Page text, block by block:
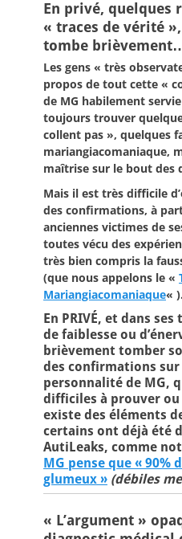
En privé, quelques
« traces de vérité
tombe
Les gens « très
propos de tout cette «
de MG habilement
toujours trouver
collent pas », quelques
mariangiacomaniaque,
maîtrise sur le bout des
Mais il est très difficile
des confirmations, à
anciennes victimes de
toutes vécu des
très bien compris la
(que nous appelons le «
Mariangiacomaniaque« ).
En PRIVÉ, et dans
de faiblesse ou
brièvement tomber
des confirmations
personnalité de MG,
difficiles à prouver ou
existe des éléments
certains ont déjà été
AutiLeaks, comme
MG pense que « 90%
glumeux » (débiles
« L’argument »